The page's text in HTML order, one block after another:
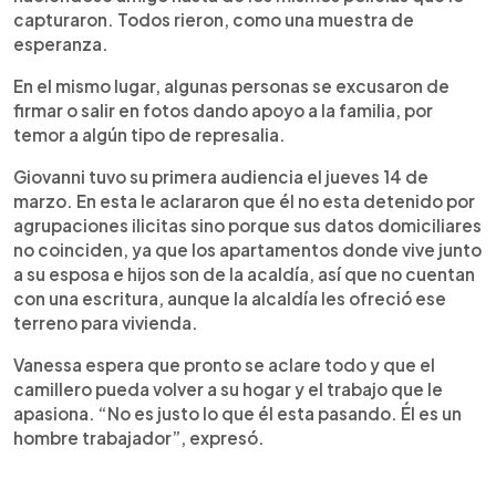
capturaron. Todos rieron, como una muestra de
esperanza.
En el mismo lugar, algunas personas se excusaron de
firmar o salir en fotos dando apoyo a la familia, por
temor a algún tipo de represalia.
Giovanni tuvo su primera audiencia el jueves 14 de
marzo. En esta le aclararon que él no esta detenido por
agrupaciones ilicitas sino porque sus datos domiciliares
no coinciden, ya que los apartamentos donde vive junto
a su esposa e hijos son de la acaldía, así que no cuentan
con una escritura, aunque la alcaldía les ofreció ese
terreno para vivienda.
Vanessa espera que pronto se aclare todo y que el
camillero pueda volver a su hogar y el trabajo que le
apasiona. “No es justo lo que él esta pasando. Él es un
hombre trabajador”, expresó.